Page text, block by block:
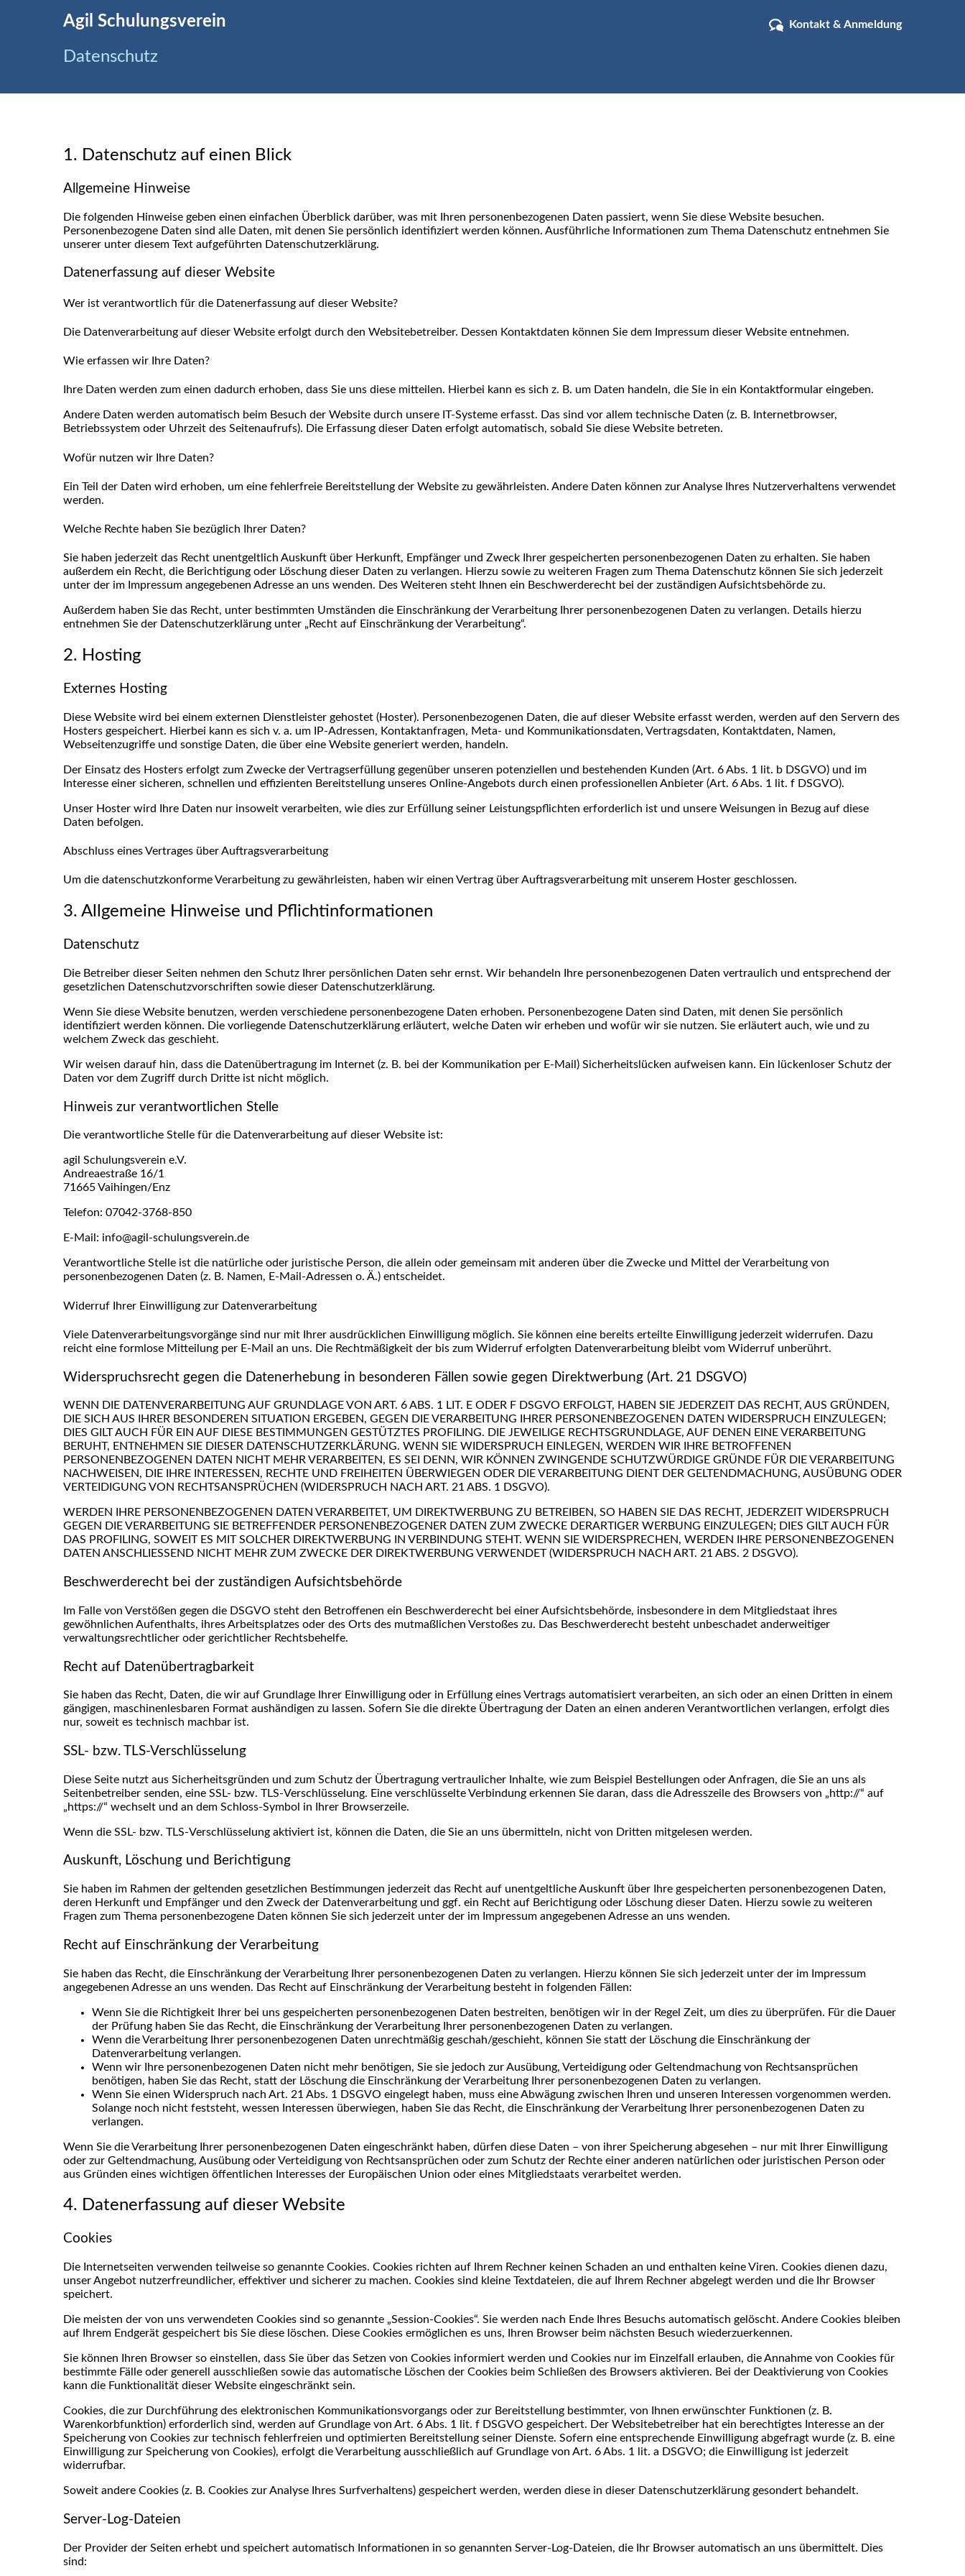
Agil Schulungsverein Kontakt & Anmeldung
Datenschutz
1. Datenschutz auf einen Blick
Allgemeine Hinweise
Die folgenden Hinweise geben einen einfachen Überblick darüber, was mit Ihren personenbezogenen Daten passiert, wenn Sie diese Website besuchen.
Personenbezogene Daten sind alle Daten, mit denen Sie persönlich identifiziert werden können. Ausführliche Informationen zum Thema Datenschutz entnehmen Sie
unserer unter diesem Text aufgeführten Datenschutzerklärung.
Datenerfassung auf dieser Website
Wer ist verantwortlich für die Datenerfassung auf dieser Website?
Die Datenverarbeitung auf dieser Website erfolgt durch den Websitebetreiber. Dessen Kontaktdaten können Sie dem Impressum dieser Website entnehmen.
Wie erfassen wir Ihre Daten?
Ihre Daten werden zum einen dadurch erhoben, dass Sie uns diese mitteilen. Hierbei kann es sich z. B. um Daten handeln, die Sie in ein Kontaktformular eingeben.
Andere Daten werden automatisch beim Besuch der Website durch unsere IT-Systeme erfasst. Das sind vor allem technische Daten (z. B. Internetbrowser,
Betriebssystem oder Uhrzeit des Seitenaufrufs). Die Erfassung dieser Daten erfolgt automatisch, sobald Sie diese Website betreten.
Wofür nutzen wir Ihre Daten?
Ein Teil der Daten wird erhoben, um eine fehlerfreie Bereitstellung der Website zu gewährleisten. Andere Daten können zur Analyse Ihres Nutzerverhaltens verwendet
werden.
Welche Rechte haben Sie bezüglich Ihrer Daten?
Sie haben jederzeit das Recht unentgeltlich Auskunft über Herkunft, Empfänger und Zweck Ihrer gespeicherten personenbezogenen Daten zu erhalten. Sie haben
außerdem ein Recht, die Berichtigung oder Löschung dieser Daten zu verlangen. Hierzu sowie zu weiteren Fragen zum Thema Datenschutz können Sie sich jederzeit
unter der im Impressum angegebenen Adresse an uns wenden. Des Weiteren steht Ihnen ein Beschwerderecht bei der zuständigen Aufsichtsbehörde zu.
Außerdem haben Sie das Recht, unter bestimmten Umständen die Einschränkung der Verarbeitung Ihrer personenbezogenen Daten zu verlangen. Details hierzu
entnehmen Sie der Datenschutzerklärung unter „Recht auf Einschränkung der Verarbeitung“.
2. Hosting
Externes Hosting
Diese Website wird bei einem externen Dienstleister gehostet (Hoster). Personenbezogenen Daten, die auf dieser Website erfasst werden, werden auf den Servern des
Hosters gespeichert. Hierbei kann es sich v. a. um IP-Adressen, Kontaktanfragen, Meta- und Kommunikationsdaten, Vertragsdaten, Kontaktdaten, Namen,
Webseitenzugriffe und sonstige Daten, die über eine Website generiert werden, handeln.
Der Einsatz des Hosters erfolgt zum Zwecke der Vertragserfüllung gegenüber unseren potenziellen und bestehenden Kunden (Art. 6 Abs. 1 lit. b DSGVO) und im
Interesse einer sicheren, schnellen und effizienten Bereitstellung unseres Online-Angebots durch einen professionellen Anbieter (Art. 6 Abs. 1 lit. f DSGVO).
Unser Hoster wird Ihre Daten nur insoweit verarbeiten, wie dies zur Erfüllung seiner Leistungspflichten erforderlich ist und unsere Weisungen in Bezug auf diese
Daten befolgen.
Abschluss eines Vertrages über Auftragsverarbeitung
Um die datenschutzkonforme Verarbeitung zu gewährleisten, haben wir einen Vertrag über Auftragsverarbeitung mit unserem Hoster geschlossen.
3. Allgemeine Hinweise und Pflichtinformationen
Datenschutz
Die Betreiber dieser Seiten nehmen den Schutz Ihrer persönlichen Daten sehr ernst. Wir behandeln Ihre personenbezogenen Daten vertraulich und entsprechend der
gesetzlichen Datenschutzvorschriften sowie dieser Datenschutzerklärung.
Wenn Sie diese Website benutzen, werden verschiedene personenbezogene Daten erhoben. Personenbezogene Daten sind Daten, mit denen Sie persönlich
identifiziert werden können. Die vorliegende Datenschutzerklärung erläutert, welche Daten wir erheben und wofür wir sie nutzen. Sie erläutert auch, wie und zu
welchem Zweck das geschieht.
Wir weisen darauf hin, dass die Datenübertragung im Internet (z. B. bei der Kommunikation per E-Mail) Sicherheitslücken aufweisen kann. Ein lückenloser Schutz der
Daten vor dem Zugriff durch Dritte ist nicht möglich.
Hinweis zur verantwortlichen Stelle
Die verantwortliche Stelle für die Datenverarbeitung auf dieser Website ist:
agil Schulungsverein e.V.
Andreaestraße 16/1
71665 Vaihingen/Enz
Telefon: 07042-3768-850
E-Mail: info@agil-schulungsverein.de
Verantwortliche Stelle ist die natürliche oder juristische Person, die allein oder gemeinsam mit anderen über die Zwecke und Mittel der Verarbeitung von
personenbezogenen Daten (z. B. Namen, E-Mail-Adressen o. Ä.) entscheidet.
Widerruf Ihrer Einwilligung zur Datenverarbeitung
Viele Datenverarbeitungsvorgänge sind nur mit Ihrer ausdrücklichen Einwilligung möglich. Sie können eine bereits erteilte Einwilligung jederzeit widerrufen. Dazu
reicht eine formlose Mitteilung per E-Mail an uns. Die Rechtmäßigkeit der bis zum Widerruf erfolgten Datenverarbeitung bleibt vom Widerruf unberührt.
Widerspruchsrecht gegen die Datenerhebung in besonderen Fällen sowie gegen Direktwerbung (Art. 21 DSGVO)
WENN DIE DATENVERARBEITUNG AUF GRUNDLAGE VON ART. 6 ABS. 1 LIT. E ODER F DSGVO ERFOLGT, HABEN SIE JEDERZEIT DAS RECHT, AUS GRÜNDEN,
DIE SICH AUS IHRER BESONDEREN SITUATION ERGEBEN, GEGEN DIE VERARBEITUNG IHRER PERSONENBEZOGENEN DATEN WIDERSPRUCH EINZULEGEN;
DIES GILT AUCH FÜR EIN AUF DIESE BESTIMMUNGEN GESTÜTZTES PROFILING. DIE JEWEILIGE RECHTSGRUNDLAGE, AUF DENEN EINE VERARBEITUNG
BERUHT, ENTNEHMEN SIE DIESER DATENSCHUTZERKLÄRUNG. WENN SIE WIDERSPRUCH EINLEGEN, WERDEN WIR IHRE BETROFFENEN
PERSONENBEZOGENEN DATEN NICHT MEHR VERARBEITEN, ES SEI DENN, WIR KÖNNEN ZWINGENDE SCHUTZWÜRDIGE GRÜNDE FÜR DIE VERARBEITUNG
NACHWEISEN, DIE IHRE INTERESSEN, RECHTE UND FREIHEITEN ÜBERWIEGEN ODER DIE VERARBEITUNG DIENT DER GELTENDMACHUNG, AUSÜBUNG ODER
VERTEIDIGUNG VON RECHTSANSPRÜCHEN (WIDERSPRUCH NACH ART. 21 ABS. 1 DSGVO).
WERDEN IHRE PERSONENBEZOGENEN DATEN VERARBEITET, UM DIREKTWERBUNG ZU BETREIBEN, SO HABEN SIE DAS RECHT, JEDERZEIT WIDERSPRUCH
GEGEN DIE VERARBEITUNG SIE BETREFFENDER PERSONENBEZOGENER DATEN ZUM ZWECKE DERARTIGER WERBUNG EINZULEGEN; DIES GILT AUCH FÜR
DAS PROFILING, SOWEIT ES MIT SOLCHER DIREKTWERBUNG IN VERBINDUNG STEHT. WENN SIE WIDERSPRECHEN, WERDEN IHRE PERSONENBEZOGENEN
DATEN ANSCHLIESSEND NICHT MEHR ZUM ZWECKE DER DIREKTWERBUNG VERWENDET (WIDERSPRUCH NACH ART. 21 ABS. 2 DSGVO).
Beschwerderecht bei der zuständigen Aufsichtsbehörde
Im Falle von Verstößen gegen die DSGVO steht den Betroffenen ein Beschwerderecht bei einer Aufsichtsbehörde, insbesondere in dem Mitgliedstaat ihres
gewöhnlichen Aufenthalts, ihres Arbeitsplatzes oder des Orts des mutmaßlichen Verstoßes zu. Das Beschwerderecht besteht unbeschadet anderweitiger
verwaltungsrechtlicher oder gerichtlicher Rechtsbehelfe.
Recht auf Datenübertragbarkeit
Sie haben das Recht, Daten, die wir auf Grundlage Ihrer Einwilligung oder in Erfüllung eines Vertrags automatisiert verarbeiten, an sich oder an einen Dritten in einem
gängigen, maschinenlesbaren Format aushändigen zu lassen. Sofern Sie die direkte Übertragung der Daten an einen anderen Verantwortlichen verlangen, erfolgt dies
nur, soweit es technisch machbar ist.
SSL- bzw. TLS-Verschlüsselung
Diese Seite nutzt aus Sicherheitsgründen und zum Schutz der Übertragung vertraulicher Inhalte, wie zum Beispiel Bestellungen oder Anfragen, die Sie an uns als
Seitenbetreiber senden, eine SSL- bzw. TLS-Verschlüsselung. Eine verschlüsselte Verbindung erkennen Sie daran, dass die Adresszeile des Browsers von „http://“ auf
„https://“ wechselt und an dem Schloss-Symbol in Ihrer Browserzeile.
Wenn die SSL- bzw. TLS-Verschlüsselung aktiviert ist, können die Daten, die Sie an uns übermitteln, nicht von Dritten mitgelesen werden.
Auskunft, Löschung und Berichtigung
Sie haben im Rahmen der geltenden gesetzlichen Bestimmungen jederzeit das Recht auf unentgeltliche Auskunft über Ihre gespeicherten personenbezogenen Daten,
deren Herkunft und Empfänger und den Zweck der Datenverarbeitung und ggf. ein Recht auf Berichtigung oder Löschung dieser Daten. Hierzu sowie zu weiteren
Fragen zum Thema personenbezogene Daten können Sie sich jederzeit unter der im Impressum angegebenen Adresse an uns wenden.
Recht auf Einschränkung der Verarbeitung
Sie haben das Recht, die Einschränkung der Verarbeitung Ihrer personenbezogenen Daten zu verlangen. Hierzu können Sie sich jederzeit unter der im Impressum
angegebenen Adresse an uns wenden. Das Recht auf Einschränkung der Verarbeitung besteht in folgenden Fällen:
Wenn Sie die Richtigkeit Ihrer bei uns gespeicherten personenbezogenen Daten bestreiten, benötigen wir in der Regel Zeit, um dies zu überprüfen. Für die Dauer
der Prüfung haben Sie das Recht, die Einschränkung der Verarbeitung Ihrer personenbezogenen Daten zu verlangen.
Wenn die Verarbeitung Ihrer personenbezogenen Daten unrechtmäßig geschah/geschieht, können Sie statt der Löschung die Einschränkung der
Datenverarbeitung verlangen.
Wenn wir Ihre personenbezogenen Daten nicht mehr benötigen, Sie sie jedoch zur Ausübung, Verteidigung oder Geltendmachung von Rechtsansprüchen
benötigen, haben Sie das Recht, statt der Löschung die Einschränkung der Verarbeitung Ihrer personenbezogenen Daten zu verlangen.
Wenn Sie einen Widerspruch nach Art. 21 Abs. 1 DSGVO eingelegt haben, muss eine Abwägung zwischen Ihren und unseren Interessen vorgenommen werden.
Solange noch nicht feststeht, wessen Interessen überwiegen, haben Sie das Recht, die Einschränkung der Verarbeitung Ihrer personenbezogenen Daten zu
verlangen.
Wenn Sie die Verarbeitung Ihrer personenbezogenen Daten eingeschränkt haben, dürfen diese Daten – von ihrer Speicherung abgesehen – nur mit Ihrer Einwilligung
oder zur Geltendmachung, Ausübung oder Verteidigung von Rechtsansprüchen oder zum Schutz der Rechte einer anderen natürlichen oder juristischen Person oder
aus Gründen eines wichtigen öffentlichen Interesses der Europäischen Union oder eines Mitgliedstaats verarbeitet werden.
4. Datenerfassung auf dieser Website
Cookies
Die Internetseiten verwenden teilweise so genannte Cookies. Cookies richten auf Ihrem Rechner keinen Schaden an und enthalten keine Viren. Cookies dienen dazu,
unser Angebot nutzerfreundlicher, effektiver und sicherer zu machen. Cookies sind kleine Textdateien, die auf Ihrem Rechner abgelegt werden und die Ihr Browser
speichert.
Die meisten der von uns verwendeten Cookies sind so genannte „Session-Cookies“. Sie werden nach Ende Ihres Besuchs automatisch gelöscht. Andere Cookies bleiben
auf Ihrem Endgerät gespeichert bis Sie diese löschen. Diese Cookies ermöglichen es uns, Ihren Browser beim nächsten Besuch wiederzuerkennen.
Sie können Ihren Browser so einstellen, dass Sie über das Setzen von Cookies informiert werden und Cookies nur im Einzelfall erlauben, die Annahme von Cookies für
bestimmte Fälle oder generell ausschließen sowie das automatische Löschen der Cookies beim Schließen des Browsers aktivieren. Bei der Deaktivierung von Cookies
kann die Funktionalität dieser Website eingeschränkt sein.
Cookies, die zur Durchführung des elektronischen Kommunikationsvorgangs oder zur Bereitstellung bestimmter, von Ihnen erwünschter Funktionen (z. B.
Warenkorbfunktion) erforderlich sind, werden auf Grundlage von Art. 6 Abs. 1 lit. f DSGVO gespeichert. Der Websitebetreiber hat ein berechtigtes Interesse an der
Speicherung von Cookies zur technisch fehlerfreien und optimierten Bereitstellung seiner Dienste. Sofern eine entsprechende Einwilligung abgefragt wurde (z. B. eine
Einwilligung zur Speicherung von Cookies), erfolgt die Verarbeitung ausschließlich auf Grundlage von Art. 6 Abs. 1 lit. a DSGVO; die Einwilligung ist jederzeit
widerrufbar.
Soweit andere Cookies (z. B. Cookies zur Analyse Ihres Surfverhaltens) gespeichert werden, werden diese in dieser Datenschutzerklärung gesondert behandelt.
Server-Log-Dateien
Der Provider der Seiten erhebt und speichert automatisch Informationen in so genannten Server-Log-Dateien, die Ihr Browser automatisch an uns übermittelt. Dies
sind: